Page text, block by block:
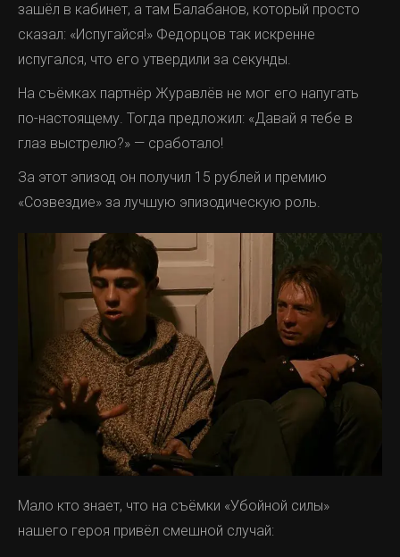
зашёл в кабинет, а там Балабанов, который просто
сказал: «Испугайся!» Федорцов так искренне
испугался, что его утвердили за секунды.
На съёмках партнёр Журавлёв не мог его напугать
по-настоящему. Тогда предложил: «Давай я тебе в
глаз выстрелю?» — сработало!
За этот эпизод он получил 15 рублей и премию
«Созвездие» за лучшую эпизодическую роль.
Мало кто знает, что на съёмки «Убойной силы»
нашего героя привёл смешной случай: